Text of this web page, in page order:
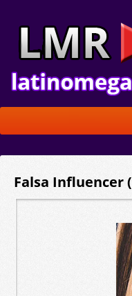
Falsa Influencer